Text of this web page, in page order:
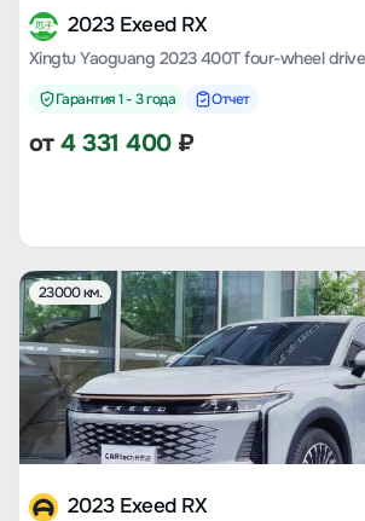
2023 Exeed RX
Xingtu Yaoguang 2023 400T four-wheel
Гарантия 1 - 3 года Отчет
от4 331 400₽
23000 км.
2023 Exeed RX